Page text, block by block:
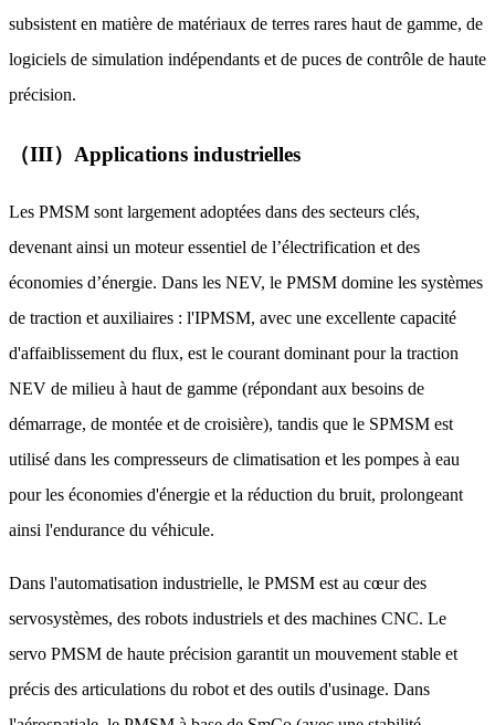
subsistent en matière de matériaux de terres rares haut de gamme, de
logiciels de simulation indépendants et de puces de contrôle de haute
précision.
（III）Applications industrielles
Les PMSM sont largement adoptées dans des secteurs clés,
devenant ainsi un moteur essentiel de l’électrification et des
économies d’énergie. Dans les NEV, le PMSM domine les systèmes
de traction et auxiliaires : l'IPMSM, avec une excellente capacité
d'affaiblissement du flux, est le courant dominant pour la traction
NEV de milieu à haut de gamme (répondant aux besoins de
démarrage, de montée et de croisière), tandis que le SPMSM est
utilisé dans les compresseurs de climatisation et les pompes à eau
pour les économies d'énergie et la réduction du bruit, prolongeant
ainsi l'endurance du véhicule.
Dans l'automatisation industrielle, le PMSM est au cœur des
servosystèmes, des robots industriels et des machines CNC. Le
servo PMSM de haute précision garantit un mouvement stable et
précis des articulations du robot et des outils d'usinage. Dans